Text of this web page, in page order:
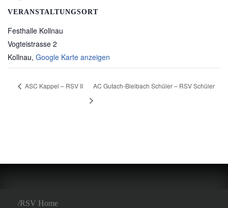
VERANSTALTUNGSORT
Festhalle Kollnau
Vogteistrasse 2
Kollnau, Google Karte anzeigen
ASC Kappel – RSV II AC Gutach-Bleibach Schüler – RSV Schüler
RSV Home